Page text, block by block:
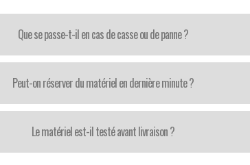
Que se passe-t-il en cas de casse ou de panne ?
Peut-on réserver du matériel en dernière minute ?
Le matériel est-il testé avant livraison ?